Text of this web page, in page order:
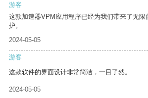
游客
这款加速器VPM应用程序已经为我们带来了无限
护。
2024-05-05
游客
这款软件的界面设计非常简洁，一目了然。
2024-05-05